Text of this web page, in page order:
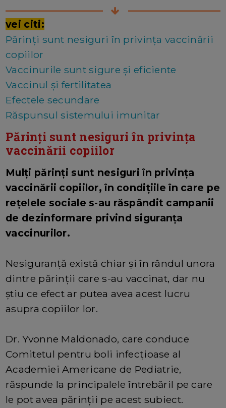
vei citi:
Părinți sunt nesiguri în privința vaccinării
copiilor
Vaccinurile sunt sigure și eficiente
Vaccinul și fertilitatea
Efectele secundare
Răspunsul sistemului imunitar
Părinți sunt nesiguri în privința
vaccinării copiilor
Mulți părinți sunt nesiguri în privința
vaccinării copiilor, în condițiile în care pe
rețelele sociale s-au răspândit campanii
de dezinformare privind siguranța
vaccinurilor.
Nesiguranță există chiar și în rândul unora
dintre părinții care s-au vaccinat, dar nu
știu ce efect ar putea avea acest lucru
asupra copiilor lor.
Dr. Yvonne Maldonado, care conduce
Comitetul pentru boli infecțioase al
Academiei Americane de Pediatrie,
răspunde la principalele întrebăril pe care
le pot avea părinții pe acest subiect.